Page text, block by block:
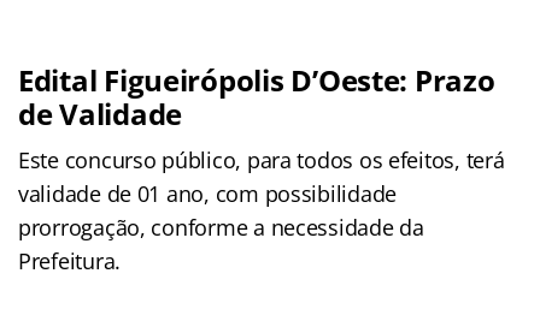
Edital Figueirópolis D’Oeste: Prazo
de Validade
Este concurso público, para todos os efeitos, terá
validade de 01 ano, com possibilidade
prorrogação, conforme a necessidade da
Prefeitura.